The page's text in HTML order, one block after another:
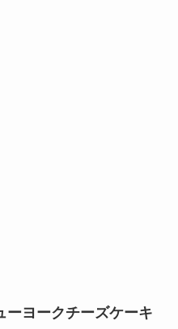
ーヨークチーズケーキ